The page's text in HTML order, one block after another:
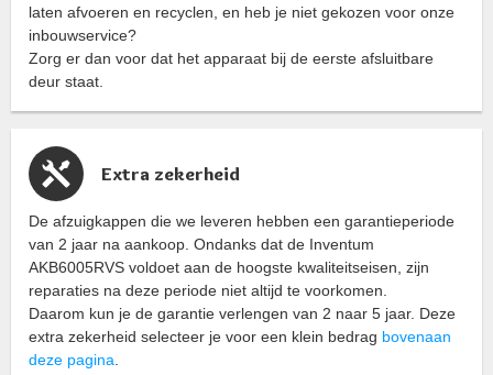
laten afvoeren en recyclen, en heb je niet gekozen voor onze
inbouwservice?
Zorg er dan voor dat het apparaat bij de eerste afsluitbare
deur staat.
Extra zekerheid
De afzuigkappen die we leveren hebben een garantieperiode
van 2 jaar na aankoop. Ondanks dat de Inventum
AKB6005RVS voldoet aan de hoogste kwaliteitseisen, zijn
reparaties na deze periode niet altijd te voorkomen.
Daarom kun je de garantie verlengen van 2 naar 5 jaar. Deze
extra zekerheid selecteer je voor een klein bedrag bovenaan
deze pagina.